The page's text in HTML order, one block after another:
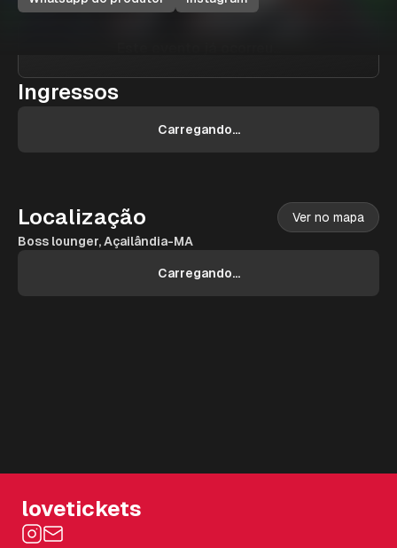
Ingressos
Carregando...
Localização
Ver no mapa
Boss lounger, Açailândia-MA
Carregando...
lovetickets